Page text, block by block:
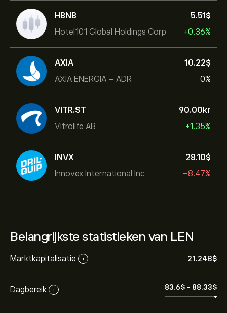
HBNB
Hotel101 Global Holdings Corp
5.51‎$‎
+0.36%
AXIA
AXIA ENERGIA - ADR
10.22‎$‎
0%
VITR.ST
Vitrolife AB
90.00‎kr‎
+1.35%
INVX
Innovex International Inc
28.10‎$‎
-8.47%
Belangrijkste statistieken van LEN
Marktkapitalisatie i 21.24B‎$‎
Dagbereik i 83.6‎$‎ - 88.33‎$‎